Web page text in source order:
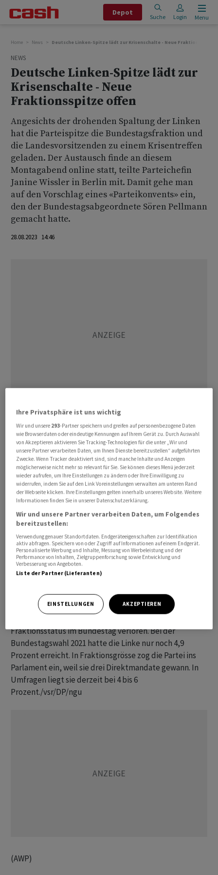
Depot
Suche Login Menu
Home News Deutsche Linken-Spitze lädt zur Krisenschalte - Neue Fraktionsspitze
NEWS
Deutsche Linken-Spitze lädt zur
Krisenschalte - Neue
Fraktionsspitze offen
Angesichts der drohenden Spaltung der Linken
hat die Parteispitze die Bundestagsfraktion und
die Landesvorsitzenden zu einem Krisentreffen
geladen. Der Austausch finde an diesem
Montagabend online statt, teilte Parteichefin
Janine Wissler in Berlin mit. Damit gehe man
auf den Vorschlag eines «Parteikonvents» ein,
den der Bundestagsabgeordnete Sören Pellmann
gemacht hatte.
28.08.2023 14:46
Nach einer Serie von Wahlniederlagen steckt die Linke
in einem Richtungsstreit mit der Abgeordneten Sahra
Wagenknecht, die die Gründung einer Konkurrenzpartei
erwägt. Zudem haben die beiden Fraktionsvorsitzenden
Amira Mohamed Ali und Dietmar Bartsch ihren Rückzug
angekündigt. Der Parteivorstand hat das
Vorschlagsrecht für Nachfolger. Doch eine Woche vor
der geplanten Neuwahl am 4. September ist noch keine
Option bekannt.
«Ich habe eine persönliche Präferenz», sagte Wissler. Sie
wolle aber nicht über Namen spekulieren. Auch Fragen
nach einer möglichen eigenen Kandidatur liess sie offen.
Falls Wagenknecht eine eigene Partei gründet, dürften
mehrere der 39 Bundestagsabgeordneten die Linke mit
Fraktionsstatus im Bundestag verloren. Bei der
Bundestagswahl 2021 hatte die Linke nur noch 4,9
Prozent erreicht. In Fraktionsgrösse zog die Partei ins
Parlament ein, weil sie drei Direktmandate gewann. In
Umfragen liegt sie derzeit bei 4 bis 6
Prozent./vsr/DP/ngu
(AWP)
Ihre Privatsphäre ist uns wichtig
Wir und unsere 293-Partner speichern und greifen auf personenbezogene Daten
wie Browserdaten oder eindeutige Kennungen auf Ihrem Gerät zu. Durch Auswahl
von Akzeptieren aktivieren Sie Tracking-Technologien für die unter „Wir und
unsere Partner verarbeiten Daten, um Ihnen Dienste bereitzustellen“ aufgeführten
Zwecke. Wenn Tracker deaktiviert sind, sind manche Inhalte und Anzeigen
möglicherweise nicht mehr so relevant für Sie. Sie können dieses Menü jederzeit
wieder aufrufen, um Ihre Einstellungen zu ändern oder Ihre Einwilligung zu
widerrufen, indem Sie auf den Link Voreinstellungen verwalten am unteren Rand
der Webseite klicken. Ihre Einstellungen gelten innerhalb unseres Website. Weitere
Informationen finden Sie in unserer Datenschutzerklärung.
Wir und unsere Partner verarbeiten Daten, um Folgendes
bereitzustellen:
Verwendung genauer Standortdaten. Endgeräteeigenschaften zur Identifikation
aktiv abfragen. Speichern von oder Zugriff auf Informationen auf einem Endgerät.
Personalisierte Werbung und Inhalte, Messung von Werbeleistung und der
Performance von Inhalten, Zielgruppenforschung sowie Entwicklung und
Verbesserung von Angeboten.
Liste der Partner (Lieferanten)
EINSTELLUNGEN AKZEPTIEREN